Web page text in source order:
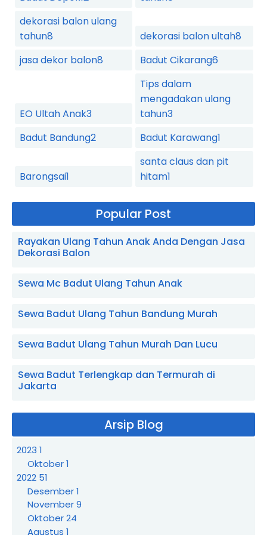
dekorasi balon ulang
tahun8 dekorasi balon ultah8
jasa dekor balon8 Badut Cikarang6
EO Ultah Anak3
Tips dalam
mengadakan ulang
tahun3
Badut Bandung2 Badut Karawang1
Barongsai1
santa claus dan pit
hitam1
Popular Post
Rayakan Ulang Tahun Anak Anda Dengan Jasa
Dekorasi Balon
Sewa Mc Badut Ulang Tahun Anak
Sewa Badut Ulang Tahun Bandung Murah
Sewa Badut Ulang Tahun Murah Dan Lucu
Sewa Badut Terlengkap dan Termurah di
Jakarta
Arsip Blog
2023 1
Oktober1
2022 51
Desember1
November9
Oktober24
Agustus 1